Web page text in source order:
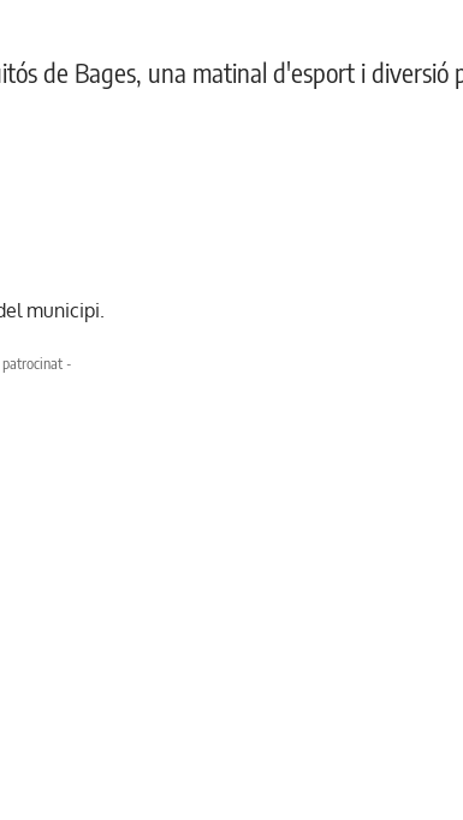
de Bages, una matinal d'esport i diversió
municipi.
-